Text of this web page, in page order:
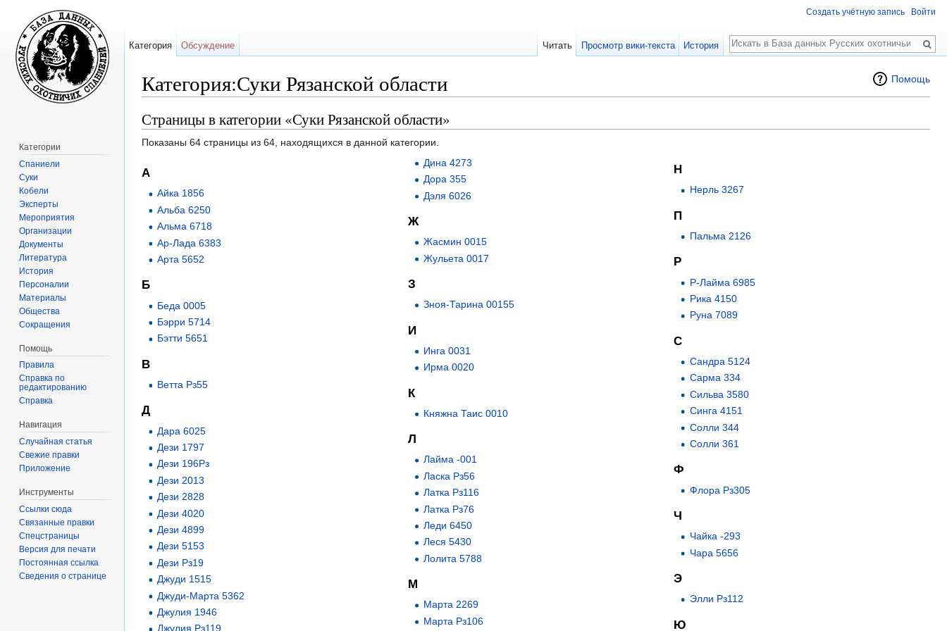
Помощь
Категория:Суки Рязанской области
Страницы в категории «Суки Рязанской области»
Показаны 64 страницы из 64, находящихся в данной категории.
А
Айка 1856
Альба 6250
Альма 6718
Ар-Лада 6383
Арта 5652
Б
Беда 0005
Бэрри 5714
Бэтти 5651
В
Ветта Рз55
Д
Дара 6025
Дези 1797
Дези 196Рз
Дези 2013
Дези 2828
Дези 4020
Дези 4899
Дези 5153
Дези Рз19
Джуди 1515
Джуди-Марта 5362
Джулия 1946
Джулия Рз119
Дина 4273
Дора 355
Дэля 6026
Ж
Жасмин 0015
Жульета 0017
З
Зноя-Тарина 00155
И
Инга 0031
Ирма 0020
К
Княжна Таис 0010
Л
Лайма -001
Ласка Рз56
Латка Рз116
Латка Рз76
Леди 6450
Леся 5430
Лолита 5788
М
Марта 2269
Марта Рз106
Н
Нерль 3267
П
Пальма 2126
Р
Р-Лайма 6985
Рика 4150
Руна 7089
С
Сандра 5124
Сарма 334
Сильва 3580
Синга 4151
Солли 344
Солли 361
Ф
Флора Рз305
Ч
Чайка -293
Чара 5656
Э
Элли Рз112
Ю
Создать учётную запись Войти
Категория Обсуждение Читать Просмотр вики-текста История
Поиск
Категории
Спаниели
Суки
Кобели
Эксперты
Мероприятия
Организации
Документы
Литература
История
Персоналии
Материалы
Общества
Сокращения
Помощь
Правила
Справка по
редактированию
Справка
Навигация
Случайная статья
Свежие правки
Приложение
Инструменты
Ссылки сюда
Связанные правки
Спецстраницы
Версия для печати
Постоянная ссылка
Сведения о странице